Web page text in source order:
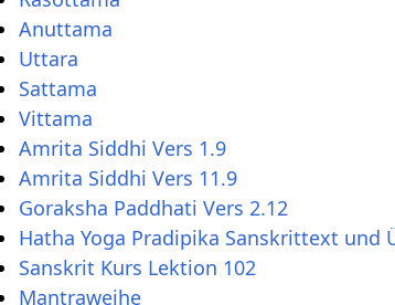
Anuttama
Uttara
Sattama
Vittama
Amrita Siddhi Vers 1.9
Amrita Siddhi Vers 11.9
Goraksha Paddhati Vers 2.12
Hatha Yoga Pradipika Sanskrittext und
Sanskrit Kurs Lektion 102
Mantraweihe